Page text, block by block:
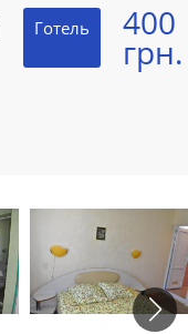
Готель 400
грн.